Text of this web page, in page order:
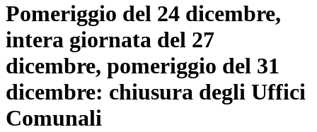
Pomeriggio del 24 dicembre,
intera giornata del 27
dicembre, pomeriggio del 31
dicembre: chiusura degli Uffici
Comunali